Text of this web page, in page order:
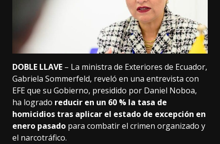
DOBLE LLAVE – La ministra de Exteriores de Ecuador,
Gabriela Sommerfeld, reveló en una entrevista con
EFE que su Gobierno, presidido por Daniel Noboa,
ha logrado reducir en un 60 % la tasa de
homicidios tras aplicar el estado de excepción en
enero pasado para combatir el crimen organizado y
el narcotráfico.